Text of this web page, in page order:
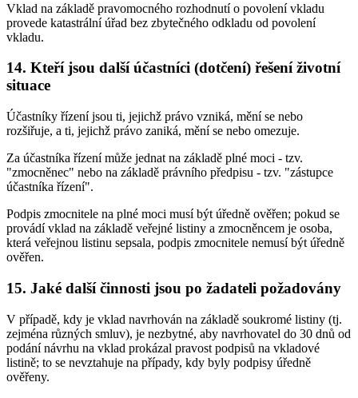
Vklad na základě pravomocného rozhodnutí o povolení vkladu
provede katastrální úřad bez zbytečného odkladu od povolení
vkladu.
14. Kteří jsou další účastníci (dotčení) řešení životní
situace
Účastníky řízení jsou ti, jejichž právo vzniká, mění se nebo
rozšiřuje, a ti, jejichž právo zaniká, mění se nebo omezuje.
Za účastníka řízení může jednat na základě plné moci - tzv.
"zmocněnec" nebo na základě právního předpisu - tzv. "zástupce
účastníka řízení".
Podpis zmocnitele na plné moci musí být úředně ověřen; pokud se
provádí vklad na základě veřejné listiny a zmocněncem je osoba,
která veřejnou listinu sepsala, podpis zmocnitele nemusí být úředně
ověřen.
15. Jaké další činnosti jsou po žadateli požadovány
V případě, kdy je vklad navrhován na základě soukromé listiny (tj.
zejména různých smluv), je nezbytné, aby navrhovatel do 30 dnů od
podání návrhu na vklad prokázal pravost podpisů na vkladové
listině; to se nevztahuje na případy, kdy byly podpisy úředně
ověřeny.